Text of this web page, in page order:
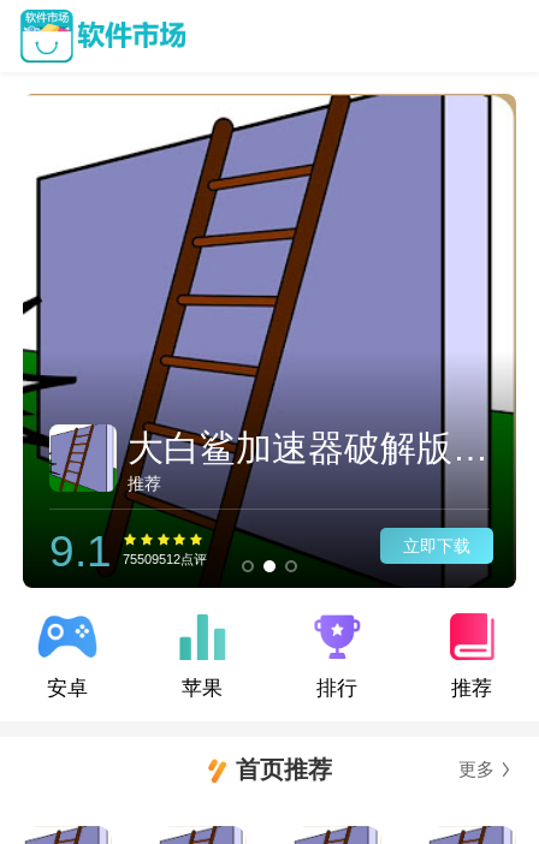
大白鲨加速器破解版免费
推荐
9.1 75509512点评
立即下载
安卓 苹果 排行 推荐
首页推荐 更多